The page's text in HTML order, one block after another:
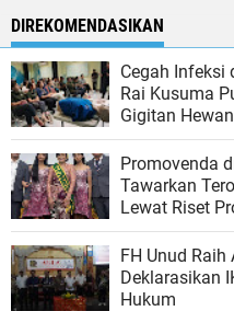
DIREKOMENDASIKAN
Cegah Infeksi
Rai Kusuma
Gigitan
Promovenda
Tawarkan
Lewat Riset
FH Unud
Deklarasikan
Hukum